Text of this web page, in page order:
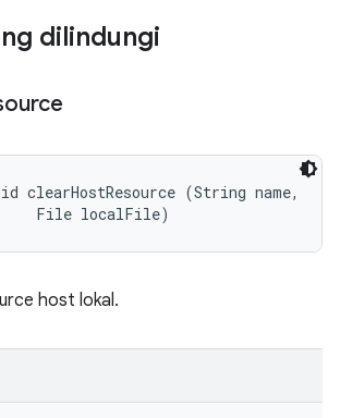
dilindungi
clearHostResource (String name,
File localFile)
host lokal.